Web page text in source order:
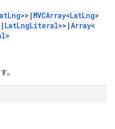
>>| MVCArray<LatLng>
| LatLngLiteral>>|Array<
>
。